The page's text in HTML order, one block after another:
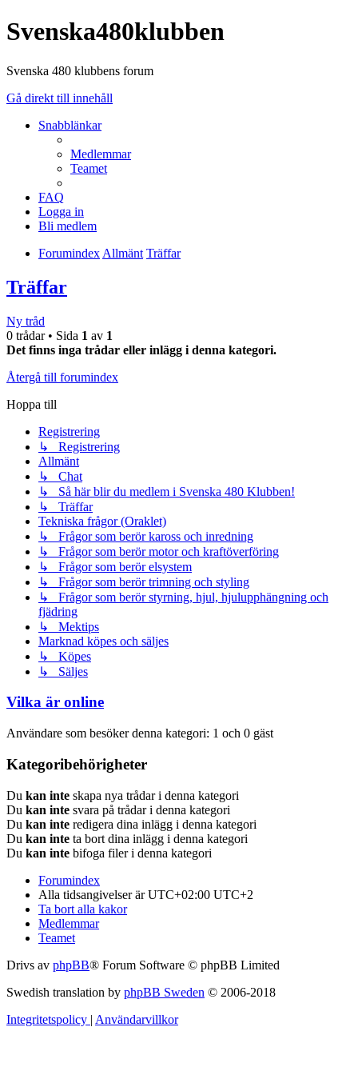
Svenska480klubben
Svenska 480 klubbens forum
Gå direkt till innehåll
Snabblänkar
Medlemmar
Teamet
FAQ
Logga in
Bli medlem
Forumindex Allmänt Träffar
Träffar
Ny tråd
0 trådar • Sida 1 av 1
Det finns inga trådar eller inlägg i denna kategori.
Återgå till forumindex
Hoppa till
Registrering
↳ Registrering
Allmänt
↳ Chat
↳ Så här blir du medlem i Svenska 480 Klubben!
↳ Träffar
Tekniska frågor (Oraklet)
↳ Frågor som berör kaross och inredning
↳ Frågor som berör motor och kraftöverföring
↳ Frågor som berör elsystem
↳ Frågor som berör trimning och styling
↳ Frågor som berör styrning, hjul, hjulupphängning och
fjädring
↳ Mektips
Marknad köpes och säljes
↳ Köpes
↳ Säljes
Vilka är online
Användare som besöker denna kategori: 1 och 0 gäst
Kategoribehörigheter
Du kan inte skapa nya trådar i denna kategori
Du kan inte svara på trådar i denna kategori
Du kan inte redigera dina inlägg i denna kategori
Du kan inte ta bort dina inlägg i denna kategori
Du kan inte bifoga filer i denna kategori
Forumindex
Alla tidsangivelser är UTC+02:00 UTC+2
Ta bort alla kakor
Medlemmar
Teamet
Drivs av phpBB® Forum Software © phpBB Limited
Swedish translation by phpBB Sweden © 2006-2018
Integritetspolicy | Användarvillkor